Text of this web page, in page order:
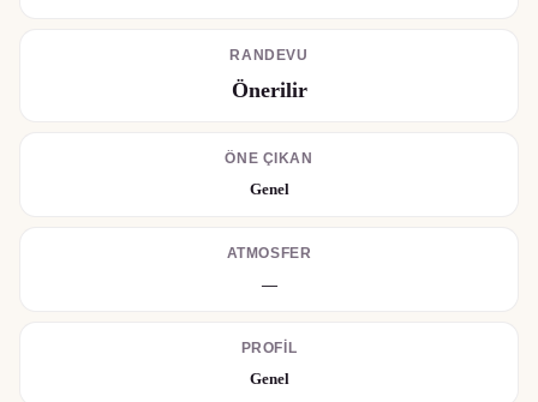
RANDEVU
Önerilir
ÖNE ÇIKAN
Genel
ATMOSFER
—
PROFIL
Genel